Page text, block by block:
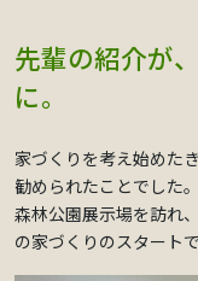
先輩の紹介が
に。
家づくりを考え始めた
勧められたことでした。
森林公園展示場を訪れ
の家づくりのスタートで